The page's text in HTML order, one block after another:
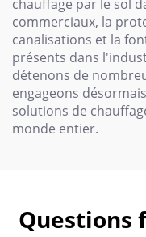
chauffage par le sol
commerciaux, la
canalisations et la
présents dans
détenons de
engageons
solutions de
monde entier.
Questions